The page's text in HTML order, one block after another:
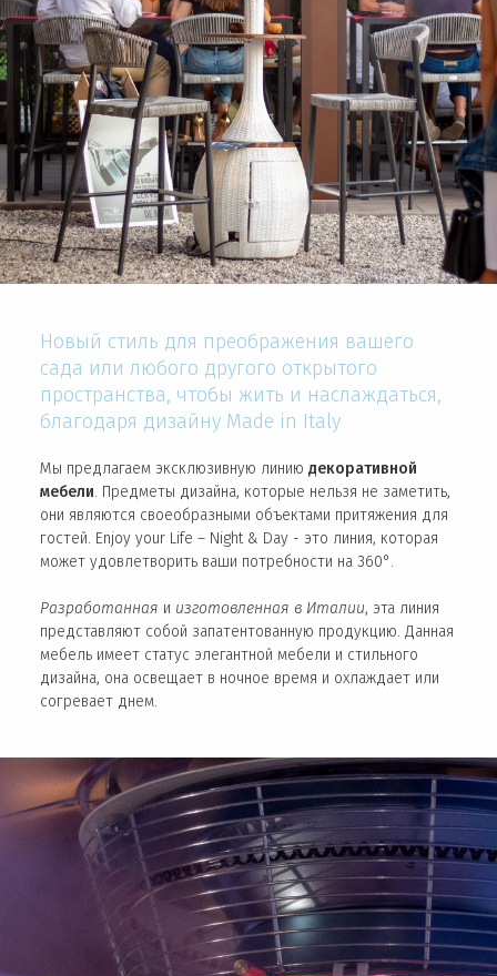
Новый стиль для преображения вашего
сада или любого другого открытого
пространства, чтобы жить и наслаждаться,
благодаря дизайну Made in Italy
Мы предлагаем эксклюзивную линию декоративной
мебели. Предметы дизайна, которые нельзя не заметить,
они являются своеобразными объектами притяжения для
гостей. Enjoy your Life – Night & Day - это линия, которая
может удовлетворить ваши потребности на 360°.
Разработанная и изготовленная в Италии, эта линия
представляют собой запатентованную продукцию. Данная
мебель имеет статус элегантной мебели и стильного
дизайна, она освещает в ночное время и охлаждает или
согревает днем.